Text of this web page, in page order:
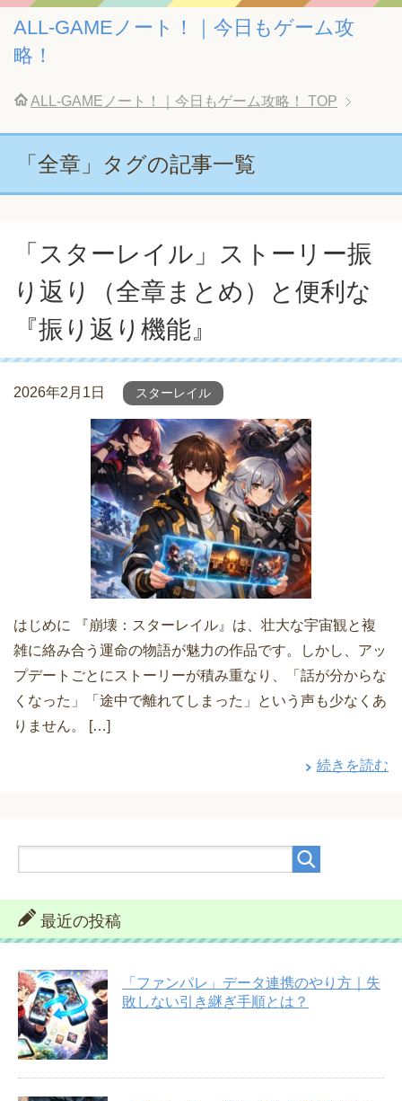
ALL-GAMEノート！｜今日もゲーム攻
略！
ALL-GAMEノート！｜今日もゲーム攻略！ TOP
「全章」タグの記事一覧
「スターレイル」ストーリー振
り返り（全章まとめ）と便利な
『振り返り機能』
2026年2月1日 スターレイル
はじめに 『崩壊：スターレイル』は、壮大な宇宙観と複
雑に絡み合う運命の物語が魅力の作品です。しかし、アッ
プデートごとにストーリーが積み重なり、「話が分からな
くなった」「途中で離れてしまった」という声も少なくあ
りません。 […]
続きを読む
最近の投稿
「ファンパレ」データ連携のやり方｜失
敗しない引き継ぎ手順とは？